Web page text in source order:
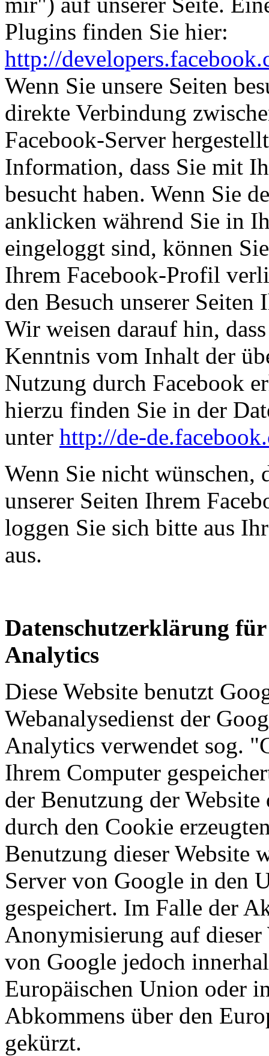
Plugins finden Sie hier:
http://
Wenn Sie unsere Seiten
direkte Verbindung
Facebook-Server
Information, dass Sie mit
besucht haben. Wenn Sie
anklicken während Sie in
eingeloggt sind, können
Ihrem Facebook-Profil
den Besuch unserer
Wir weisen darauf hin,
Kenntnis vom Inhalt der
Nutzung durch Facebook
hierzu finden Sie in der
unter http://de-
Wenn Sie nicht wünschen,
unserer Seiten Ihrem
loggen Sie sich bitte aus
aus.
Datenschutzerklärung
Analytics
Diese Website benutzt
Webanalysedienst der
Analytics verwendet sog.
Ihrem Computer
der Benutzung der
durch den Cookie
Benutzung dieser Website
Server von Google in den
gespeichert. Im Falle der
Anonymisierung auf
von Google jedoch
Europäischen Union oder
Abkommens über den
gekürzt.